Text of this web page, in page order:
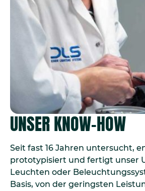
UNSER KNOW-HOW
Seit fast 16 Jahren untersucht,
prototypisiert und fertigt unser
Leuchten oder
Basis, von der geringsten